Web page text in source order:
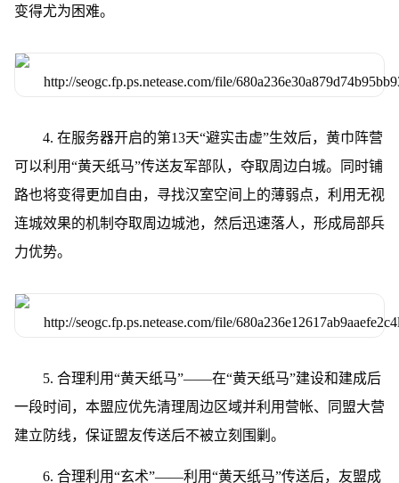
变得尤为困难。
4. 在服务器开启的第13天“避实击虚”生效后，黄巾阵营
可以利用“黄天纸马”传送友军部队，夺取周边白城。同时铺
路也将变得更加自由，寻找汉室空间上的薄弱点，利用无视
连城效果的机制夺取周边城池，然后迅速落人，形成局部兵
力优势。
5. 合理利用“黄天纸马”——在“黄天纸马”建设和建成后
一段时间，本盟应优先清理周边区域并利用营帐、同盟大营
建立防线，保证盟友传送后不被立刻围剿。
6. 合理利用“玄术”——利用“黄天纸马”传送后，友盟成